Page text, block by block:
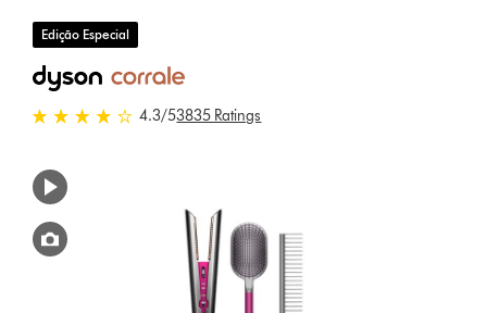
Edição Especial
4.3 estrelas de 5 em 3835 Ratings
4.3/53835 Ratings